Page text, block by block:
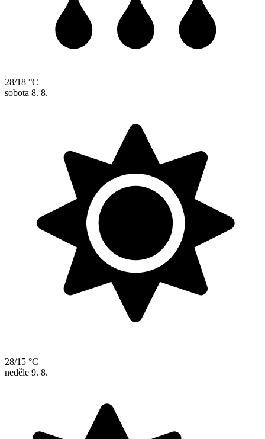
28/18 °C
sobota 8. 8.
28/15 °C
neděle 9. 8.